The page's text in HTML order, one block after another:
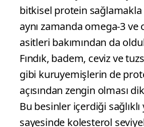
bitkisel protein sağlamakla
aynı zamanda omega-3 ve
asitleri bakımından da
Fındık, badem, ceviz ve
gibi kuruyemişlerin de
açısından zengin olması
Bu besinler içerdiği
sayesinde kolesterol